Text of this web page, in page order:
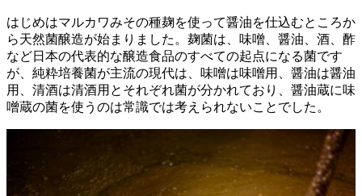
はじめはマルカワみその種麹を使って醤油を仕込むところか
ら天然菌醸造が始まりました。麹菌は、味噌、醤油、酒、酢
など日本の代表的な醸造食品のすべての起点になる菌です
が、純粋培養菌が主流の現代は、味噌は味噌用、醤油は醤油
用、清酒は清酒用とそれぞれ菌が分かれており、醤油蔵に味
噌蔵の菌を使うのは常識では考えられないことでした。